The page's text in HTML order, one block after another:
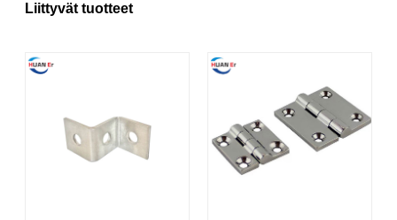
Liittyvät tuotteet